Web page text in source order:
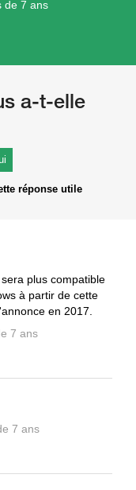
de 7 ans
a-t-elle
réponse utile
plus compatible
à partir de cette
en 2017.
7 ans
7 ans